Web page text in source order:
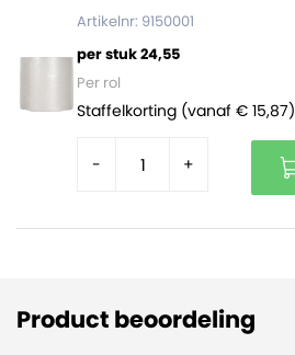
Artikelnr: 9150001
per stuk 24,55
Per rol
Staffelkorting (vanaf € 15,87)
- +
Product beoordeling